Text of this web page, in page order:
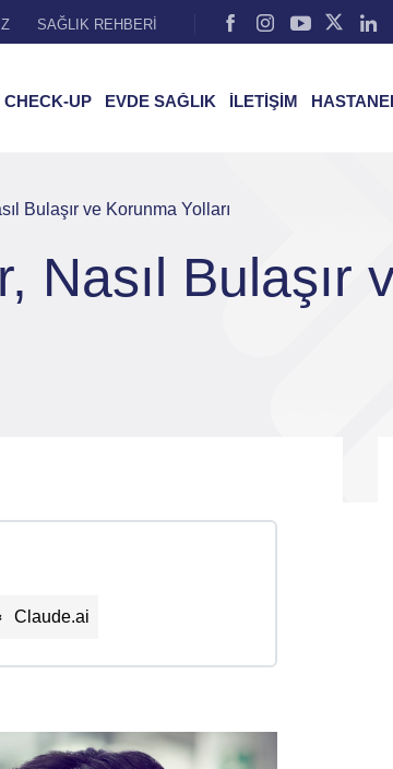
SAĞLIK REHBERİ
CHECK-UP EVDE SAĞLIK İLETİŞİM
Bulaşır ve Korunma Yolları
Nasıl Bulaşır
Claude.ai